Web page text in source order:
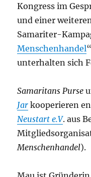
Kongress im
und einer
Samariter-
Menschenhandel
unterhalten sich
Samaritans Purse
Jar kooperieren
Neustart e.V. aus
Menschenhandel).